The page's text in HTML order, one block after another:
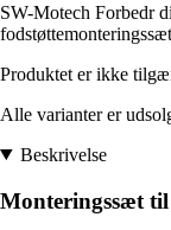
SW-Motech Forbedr
Produktet er ikke
Alle varianter er
Beskrivelse
Monteringssæt